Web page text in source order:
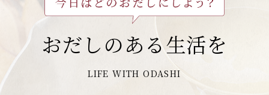
おだしのある生活を
LIFE WITH ODASHI